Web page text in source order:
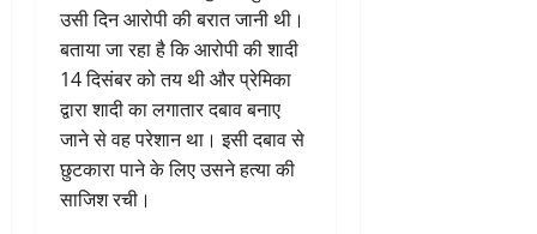
उसी दिन आरोपी की बरात जानी थी।
बताया जा रहा है कि आरोपी की शादी
14 दिसंबर को तय थी और प्रेमिका
द्वारा शादी का लगातार दबाव बनाए
जाने से वह परेशान था। इसी दबाव से
छुटकारा पाने के लिए उसने हत्या की
साजिश रची।